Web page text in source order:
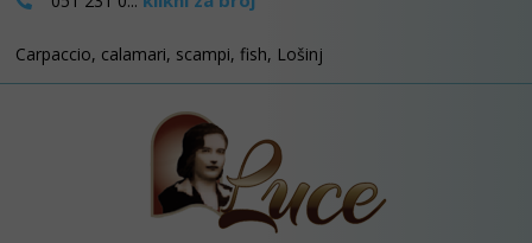
Carpaccio, calamari, scampi, fish, Lošinj